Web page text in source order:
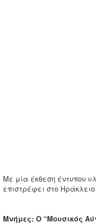
Με μία έκθεση έντυπου
επιστρέφει στο
Μνήμες: Ο “Μουσικός